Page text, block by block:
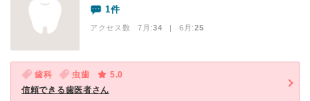
1件
アクセス数 7月:34 | 6月:25
歯科 虫歯
5.0
信頼できる歯医者さん